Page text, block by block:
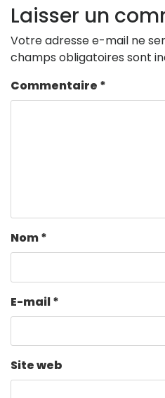
Laisser un
Votre adresse e-mail ne
champs obligatoires sont
Commentaire *
Nom*
E-mail*
Site web